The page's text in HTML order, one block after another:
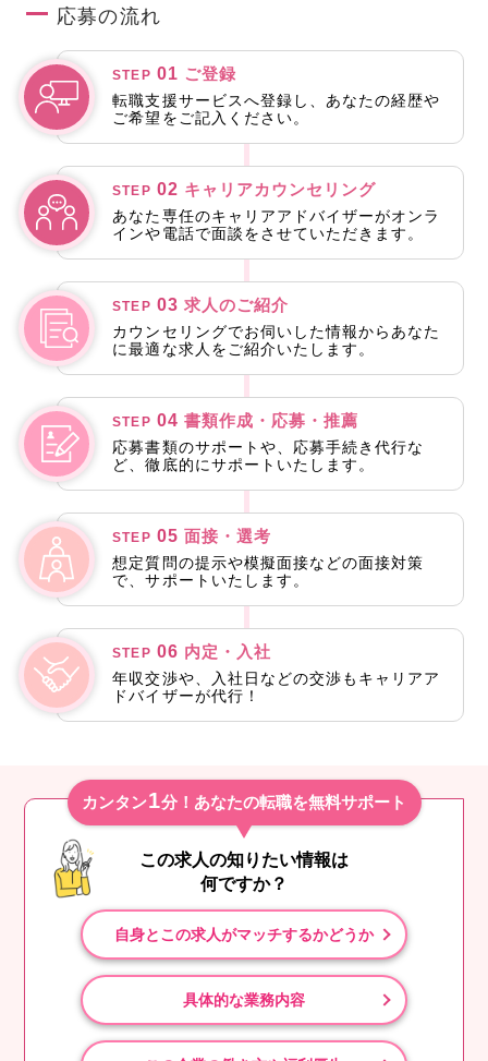
応募の流れ
STEP 01 ご登録
転職支援サービスへ登録し、あなたの経歴や
ご希望をご記入ください。
STEP 02 キャリアカウンセリング
あなた専任のキャリアアドバイザーがオンラ
インや電話で面談をさせていただきます。
STEP 03 求人のご紹介
カウンセリングでお伺いした情報からあなた
に最適な求人をご紹介いたします。
STEP 04 書類作成・応募・推薦
応募書類のサポートや、応募手続き代行な
ど、徹底的にサポートいたします。
STEP 05 面接・選考
想定質問の提示や模擬面接などの面接対策
で、サポートいたします。
STEP 06 内定・入社
年収交渉や、入社日などの交渉もキャリアア
ドバイザーが代行！
カンタン1分！あなたの転職を無料サポート
この求人の知りたい情報は
何ですか？
自身とこの求人がマッチするかどうか
具体的な業務内容